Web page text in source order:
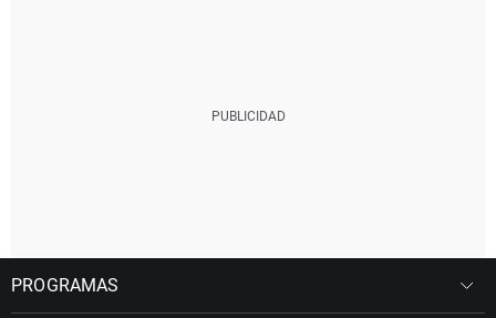
PROGRAMAS